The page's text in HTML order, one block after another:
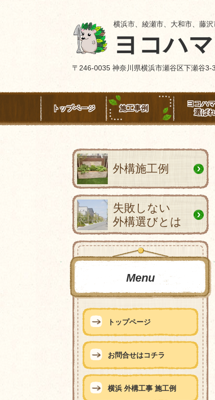
横浜市、綾瀬市、大和市、藤
ヨコハ
〒246-0035 神奈川県横浜市瀬谷区下瀬谷3-
トップページ 施工事例
ヨコハ
選ば
外構施工例
失敗しない
外構選びとは
Menu
トップページ
お問合せはコチラ
横浜 外構工事 施工例